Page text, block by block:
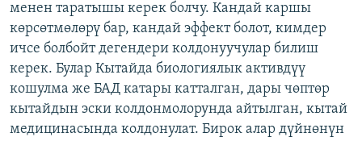
менен таратышы керек болчу. Кандай каршы
көрсөтмөлөрү бар, кандай эффект болот, кимдер
ичсе болбойт дегендери колдонуучулар билиш
керек. Булар Кытайда биологиялык активдүү
кошулма же БАД катары катталган, дары чөптөр
кытайдын эски колдонмолорунда айтылган, кытай
медицинасында колдонулат. Бирок алар дүйнөнүн